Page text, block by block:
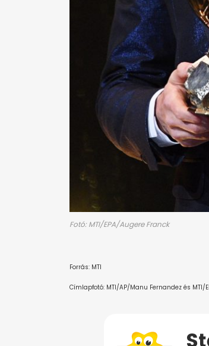
Fotó: MTI/EPA/Augere Franck
Forrás: MTI
Címlapfotó: MTI/AP/Manu Fernandez és MTI/